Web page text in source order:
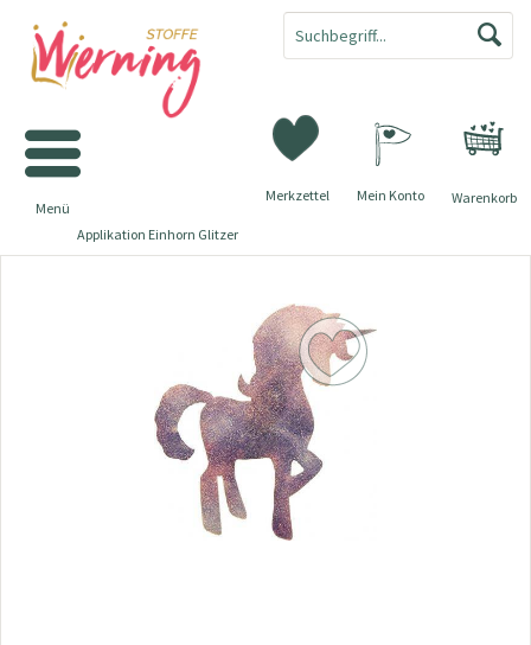
Warenkorb
Merkzettel Mein Konto
Menü
Applikation Einhorn Glitzer